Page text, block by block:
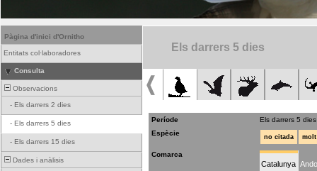
Pàgina d'inici d'Ornitho
Entitats col·laboradores
Consulta
Observacions
- Els darrers 2 dies
- Els darrers 5 dies
- Els darrers 15 dies
Dades i anàlisis
Els darrers 5 dies
Període
Els darrers 5 dies
Espècie
no citada
Comarca
Catalunya